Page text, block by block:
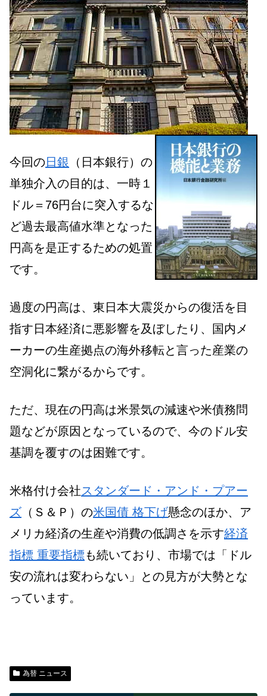
今回の 日銀 （日本銀行）の
単独介入の目的は、一時１
ドル＝76円台に突入するな
ど過去最高値水準となった
円高を是正するための処置
です。
過度の円高は、東日本大震災からの復活を目
指す日本経済に悪影響を及ぼしたり、国内メ
ーカーの生産拠点の海外移転と言った産業の
空洞化に繋がるからです。
ただ、現在の円高は米景気の減速や米債務問
題などが原因となっているので、今のドル安
基調を覆すのは困難です。
米格付け会社スタンダード・アンド・プアー
ズ （Ｓ＆Ｐ）の米国債 格下げ懸念のほか、ア
メリカ経済の生産や消費の低調さを示す経済
指標 重要指標も続いており、市場では「ドル
安の流れは変わらない」との見方が大勢とな
っています。
為替 ニュース